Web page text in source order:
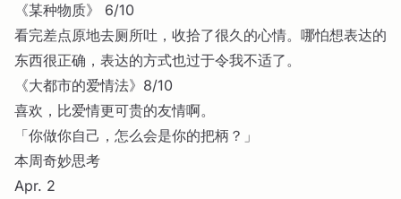
《某种物质》 6/10
看完差点原地去厕所吐，收拾了很久的心情。哪怕想表达的
东西很正确，表达的方式也过于令我不适了。
《大都市的爱情法》8/10
喜欢，比爱情更可贵的友情啊。
「你做你自己，怎么会是你的把柄？」
本周奇妙思考
Apr. 2